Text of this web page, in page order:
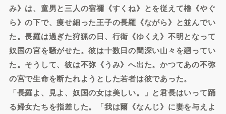
み》は、童男と三人の宿禰《すくね》とを従えて櫓《やぐ
ら》の下で、痩せ細った王子の長羅《ながら》と並んでい
た。長羅は過ぎた狩猟の日、行衛《ゆくえ》不明となって
奴国の宮を騒がせた。彼は十数日の間深い山々を廻ってい
た。そうして、彼は不弥《うみ》へ出た。かつてあの不弥
の宮で生命を断たれようとした若者は彼であった。
「長羅よ、見よ、奴国の女は美しい。」と君長はいって踊
る婦女たちを指差した。「我は爾《なんじ》に妻を与えよ